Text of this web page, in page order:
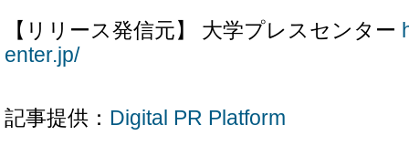
【リリース発信元】 大学プレスセンター
enter.jp/
記事提供： Digital PR Platform